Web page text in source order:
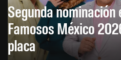
Segunda nominación
Famosos México
placa